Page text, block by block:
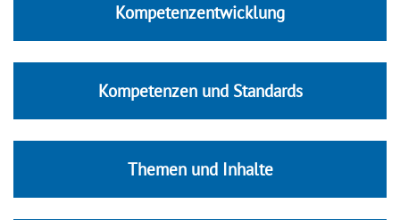
Kompetenzentwicklung
Kompetenzen und Standards
Themen und Inhalte